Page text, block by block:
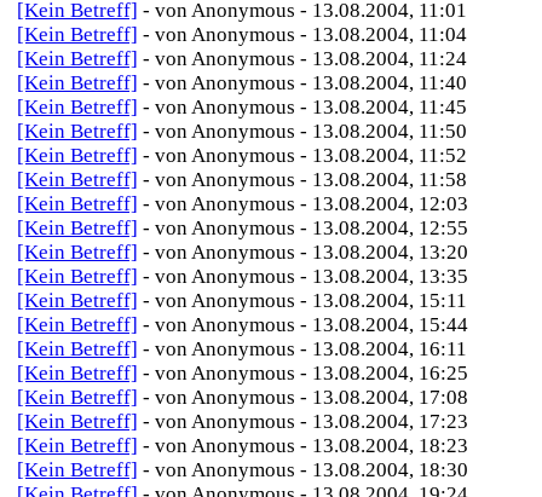
[Kein Betreff] - von Anonymous - 13.08.2004, 11:01
[Kein Betreff] - von Anonymous - 13.08.2004, 11:04
[Kein Betreff] - von Anonymous - 13.08.2004, 11:24
[Kein Betreff] - von Anonymous - 13.08.2004, 11:40
[Kein Betreff] - von Anonymous - 13.08.2004, 11:45
[Kein Betreff] - von Anonymous - 13.08.2004, 11:50
[Kein Betreff] - von Anonymous - 13.08.2004, 11:52
[Kein Betreff] - von Anonymous - 13.08.2004, 11:58
[Kein Betreff] - von Anonymous - 13.08.2004, 12:03
[Kein Betreff] - von Anonymous - 13.08.2004, 12:55
[Kein Betreff] - von Anonymous - 13.08.2004, 13:20
[Kein Betreff] - von Anonymous - 13.08.2004, 13:35
[Kein Betreff] - von Anonymous - 13.08.2004, 15:11
[Kein Betreff] - von Anonymous - 13.08.2004, 15:44
[Kein Betreff] - von Anonymous - 13.08.2004, 16:11
[Kein Betreff] - von Anonymous - 13.08.2004, 16:25
[Kein Betreff] - von Anonymous - 13.08.2004, 17:08
[Kein Betreff] - von Anonymous - 13.08.2004, 17:23
[Kein Betreff] - von Anonymous - 13.08.2004, 18:23
[Kein Betreff] - von Anonymous - 13.08.2004, 18:30